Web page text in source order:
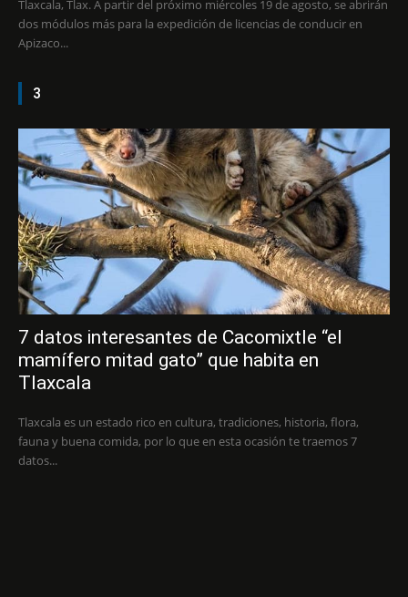
Tlaxcala, Tlax. A partir del próximo miércoles 19 de agosto, se abrirán
dos módulos más para la expedición de licencias de conducir en
Apizaco...
3
7 datos interesantes de Cacomixtle “el
mamífero mitad gato” que habita en
Tlaxcala
Tlaxcala es un estado rico en cultura, tradiciones, historia, flora,
fauna y buena comida, por lo que en esta ocasión te traemos 7
datos...